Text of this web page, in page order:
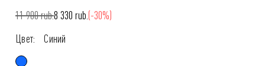
11 900 rub.8 330 rub.(-30%)
Цвет:
Синий